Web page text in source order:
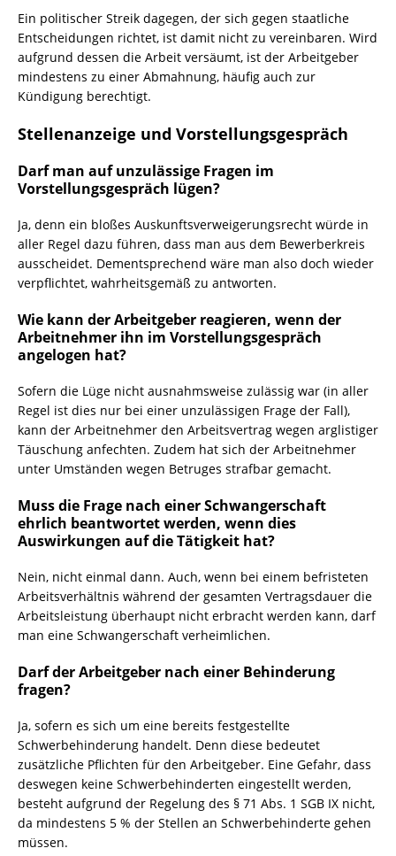
Ein politischer Streik dagegen, der sich gegen staatliche
Entscheidungen richtet, ist damit nicht zu vereinbaren. Wird
aufgrund dessen die Arbeit versäumt, ist der Arbeitgeber
mindestens zu einer Abmahnung, häufig auch zur
Kündigung berechtigt.
Stellenanzeige und Vorstellungsgespräch
Darf man auf unzulässige Fragen im
Vorstellungsgespräch lügen?
Ja, denn ein bloßes Auskunftsverweigerungsrecht würde in
aller Regel dazu führen, dass man aus dem Bewerberkreis
ausscheidet. Dementsprechend wäre man also doch wieder
verpflichtet, wahrheitsgemäß zu antworten.
Wie kann der Arbeitgeber reagieren, wenn der
Arbeitnehmer ihn im Vorstellungsgespräch
angelogen hat?
Sofern die Lüge nicht ausnahmsweise zulässig war (in aller
Regel ist dies nur bei einer unzulässigen Frage der Fall),
kann der Arbeitnehmer den Arbeitsvertrag wegen arglistiger
Täuschung anfechten. Zudem hat sich der Arbeitnehmer
unter Umständen wegen Betruges strafbar gemacht.
Muss die Frage nach einer Schwangerschaft
ehrlich beantwortet werden, wenn dies
Auswirkungen auf die Tätigkeit hat?
Nein, nicht einmal dann. Auch, wenn bei einem befristeten
Arbeitsverhältnis während der gesamten Vertragsdauer die
Arbeitsleistung überhaupt nicht erbracht werden kann, darf
man eine Schwangerschaft verheimlichen.
Darf der Arbeitgeber nach einer Behinderung
fragen?
Ja, sofern es sich um eine bereits festgestellte
Schwerbehinderung handelt. Denn diese bedeutet
zusätzliche Pflichten für den Arbeitgeber. Eine Gefahr, dass
deswegen keine Schwerbehinderten eingestellt werden,
besteht aufgrund der Regelung des § 71 Abs. 1 SGB IX nicht,
da mindestens 5 % der Stellen an Schwerbehinderte gehen
müssen.